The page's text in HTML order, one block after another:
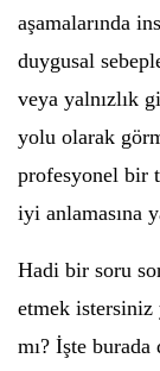
aşamalarında
duygusal
veya yalnızlık
yolu olarak
profesyonel bir
iyi anlamasına
Hadi bir soru
etmek istersiniz
mı? İşte burada